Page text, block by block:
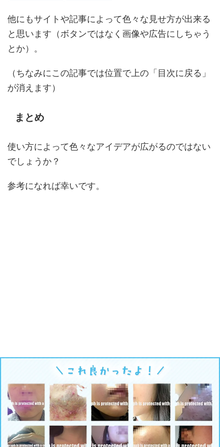
他にもサイトや記事によって色々な見せ方が出来る
と思います（ボタンではなく画像や広告にしちゃう
とか）。
（ちなみにこの記事では位置で上の「目次に戻る」
が消えます）
まとめ
使い方によって色々なアイデアが広がるのではない
でしょうか？
参考になれば幸いです。